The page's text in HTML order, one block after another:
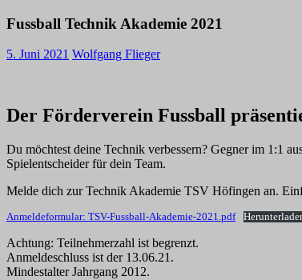
Fussball Technik Akademie 2021
5. Juni 2021 Wolfgang Flieger
Der Förderverein Fussball
Du möchtest deine Technik verbessern? Gegner im 1:1
Spielentscheider für dein Team.
Melde dich zur Technik Akademie TSV Höfingen an.
Anmeldeformular: TSV-Fussball-Akademie-2021.pdf
Achtung: Teilnehmerzahl ist begrenzt.
Anmeldeschluss ist der 13.06.21.
Mindestalter Jahrgang 2012.